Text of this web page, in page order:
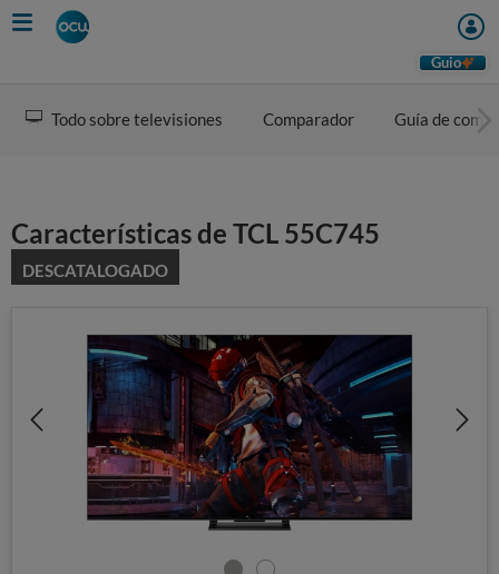
Skip
to
Guio
Todo sobre televisiones Comparador Guía de
Características de TCL 55C745
DESCATALOGADO